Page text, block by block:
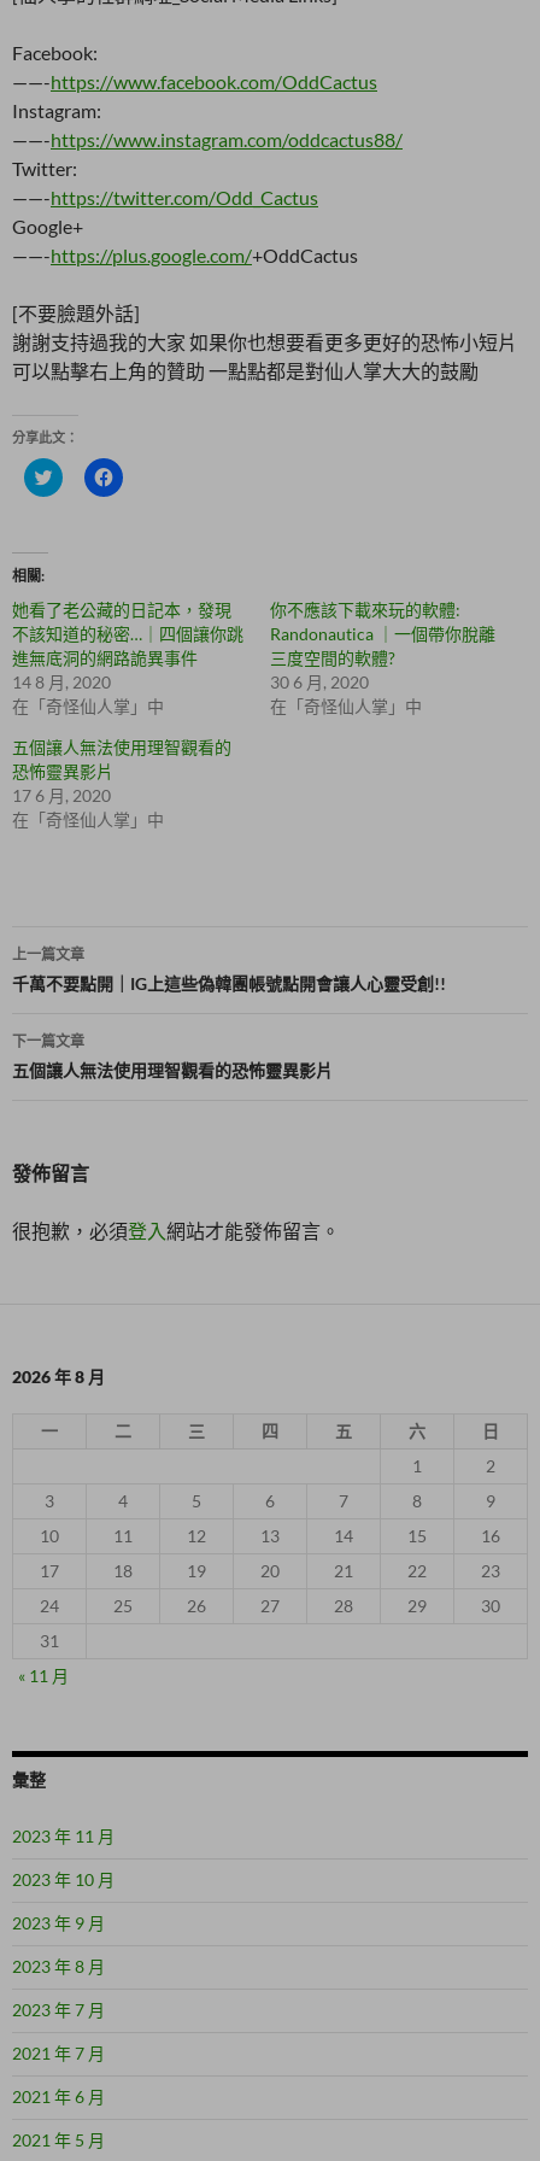
Facebook:
——-https://www.facebook.com/OddCactus
Instagram:
——-https://www.instagram.com/oddcactus88/
Twitter:
——-https://twitter.com/Odd_Cactus
Google+
——-https://plus.google.com/+OddCactus
[不要臉題外話]
謝謝支持過我的大家 如果你也想要看更多更好的恐怖小短片
可以點擊右上角的贊助 一點點都是對仙人掌大大的鼓勵
分享此文：
分
享
e
r
(
在
新
視
窗
中
啟
)
按
一
a
c
e
b
o
k
(
新
視
啟
)
相關
她看了老公藏的日記本，發現
不該知道的秘密…｜四個讓你跳
進無底洞的網路詭異事件
14 8 月, 2020
在「奇怪仙人掌」中
你不應該下載來玩的軟體:
Randonautica ｜一個帶你脫離
三度空間的軟體?
30 6 月, 2020
在「奇怪仙人掌」中
五個讓人無法使用理智觀看的
恐怖靈異影片
17 6 月, 2020
在「奇怪仙人掌」中
文
章
導
覽
上一篇文章
千萬不要點開｜IG上這些偽韓團帳號點開會讓人心靈受創!!
下一篇文章
五個讓人無法使用理智觀看的恐怖靈異影片
發佈留言
很抱歉，必須登入網站才能發佈留言。
2026 年 8 月
一 二 三 四 五 六
日
1
2
3
4 5 6 7 8
9
10
11 12 13 14 15
16
17
18 19 20 21 22
23
24
25 26 27 28 29
30
31
« 11 月
彙整
2023 年 11 月
2023 年 10 月
2023 年 9 月
2023 年 8 月
2023 年 7 月
2021 年 7 月
2021 年 6 月
2021 年 5 月